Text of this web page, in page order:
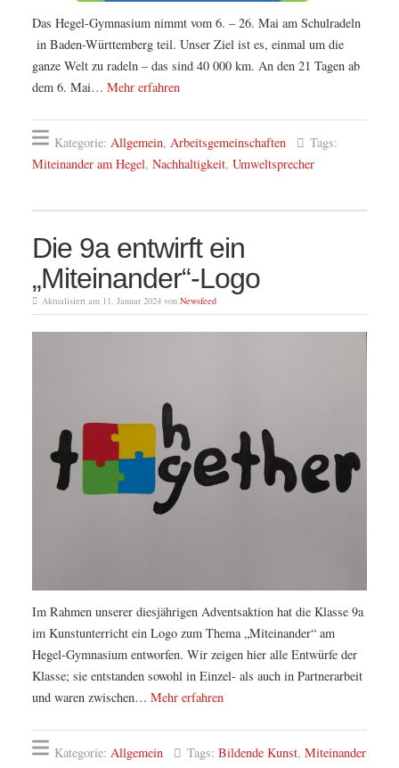
Das Hegel-Gymnasium nimmt vom 6. – 26. Mai am Schulradeln
in Baden-Württemberg teil. Unser Ziel ist es, einmal um die
ganze Welt zu radeln – das sind 40 000 km. An den 21 Tagen ab
dem 6. Mai… Mehr erfahren
Kategorie: Allgemein, Arbeitsgemeinschaften
Tags:
Miteinander am Hegel, Nachhaltigkeit, Umweltsprecher
Die 9a entwirft ein
„Miteinander“-Logo
Aktualisiert am 11. Januar 2024 von Newsfeed
Im Rahmen unserer diesjährigen Adventsaktion hat die Klasse 9a
im Kunstunterricht ein Logo zum Thema „Miteinander“ am
Hegel-Gymnasium entworfen. Wir zeigen hier alle Entwürfe der
Klasse; sie entstanden sowohl in Einzel- als auch in Partnerarbeit
und waren zwischen… Mehr erfahren
Kategorie: Allgemein Tags: Bildende Kunst, Miteinander